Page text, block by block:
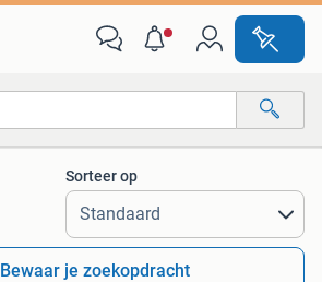
Alle afstanden…
Sorteer op
Bewaar je zoekopdracht